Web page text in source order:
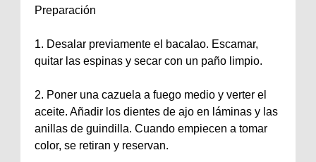
Preparación
1. Desalar previamente el bacalao. Escamar,
quitar las espinas y secar con un paño limpio.
2. Poner una cazuela a fuego medio y verter el
aceite. Añadir los dientes de ajo en láminas y las
anillas de guindilla. Cuando empiecen a tomar
color, se retiran y reservan.